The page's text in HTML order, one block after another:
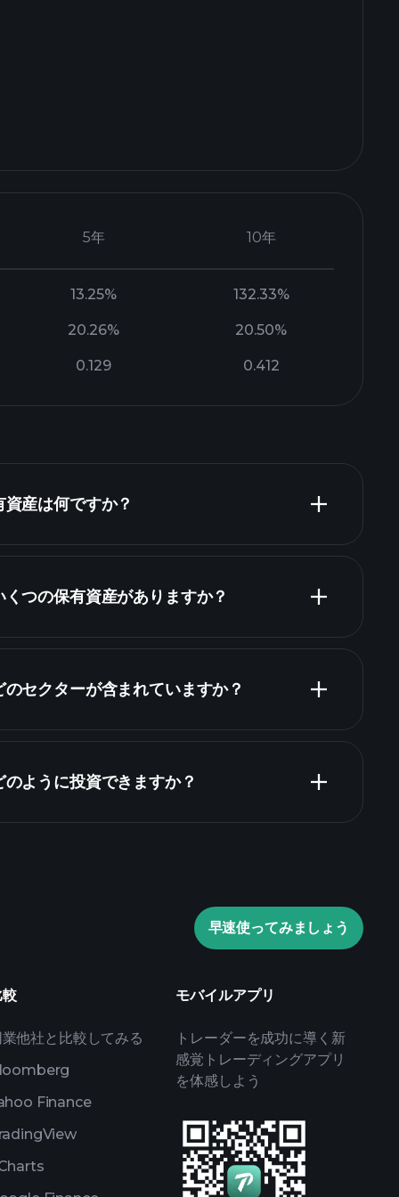
5年 10年
13.25% 132.33%
20.26% 20.50%
0.129 0.412
産は何ですか？
つの保有資産がありますか？
保有資産
セクターが含まれていますか？
ように投資できますか？
Playtradeトーナメント
おすすめのブローカー
早速使ってみましょう
他社と比較してみる
Finance
モバイルアプリ
トレーダーを成功に導く新
感覚トレーディングアプリ
を体感しよう